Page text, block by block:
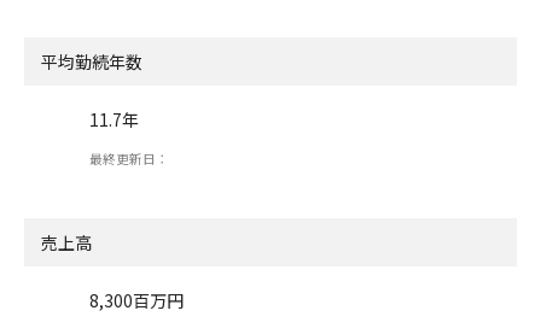
平均勤続年数
11.7年
最終更新日：
売上高
8,300百万円